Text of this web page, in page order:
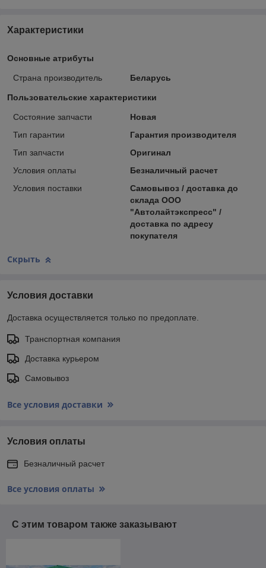
Характеристики
Основные атрибуты
Страна производитель Беларусь
Пользовательские характеристики
Состояние запчасти
Новая
Тип гарантии
Гарантия производителя
Тип запчасти
Оригинал
Условия оплаты
Безналичный расчет
Условия поставки
Самовывоз / доставка до
склада ООО
"Автолайтэкспресс" /
доставка по адресу
покупателя
Скрыть
Условия доставки
Доставка осуществляется только по предоплате.
Транспортная компания
Доставка курьером
Самовывоз
Все условия доставки
Условия оплаты
Безналичный расчет
Все условия оплаты
С этим товаром также заказывают